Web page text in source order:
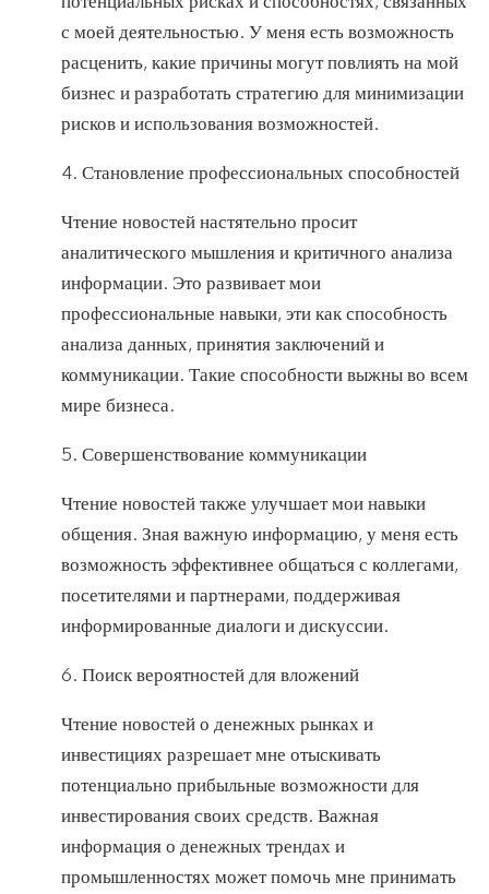
с моей деятельностью. У меня есть возможность
расценить, какие причины могут повлиять на мой
бизнес и разработать стратегию для минимизации
рисков и использования возможностей.
4. Становление профессиональных способностей
Чтение новостей настятельно просит
аналитического мышления и критичного анализа
информации. Это развивает мои
профессиональные навыки, эти как способность
анализа данных, принятия заключений и
коммуникации. Такие способности выжны во всем
мире бизнеса.
5. Совершенствование коммуникации
Чтение новостей также улучшает мои навыки
общения. Зная важную информацию, у меня есть
возможность эффективнее общаться с коллегами,
посетителями и партнерами, поддерживая
информированные диалоги и дискуссии.
6. Поиск вероятностей для вложений
Чтение новостей о денежных рынках и
инвестициях разрешает мне отыскивать
потенциально прибыльные возможности для
инвестирования своих средств. Важная
информация о денежных трендах и
промышленностях может помочь мне принимать